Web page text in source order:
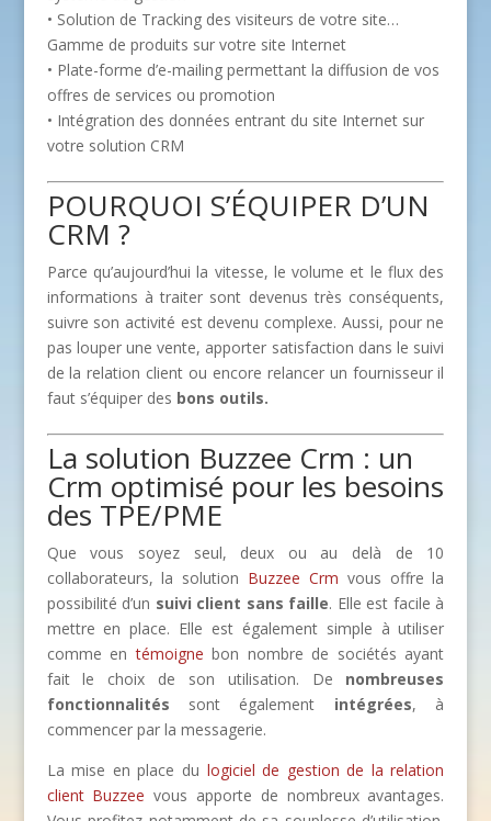
• Solution de Tracking des visiteurs de votre site…
Gamme de produits sur votre site Internet
• Plate-forme d’e-mailing permettant la diffusion de vos
offres de services ou promotion
• Intégration des données entrant du site Internet sur
votre solution CRM
POURQUOI S’ÉQUIPER D’UN
CRM ?
Parce qu’aujourd’hui la vitesse, le volume et le flux des
informations à traiter sont devenus très conséquents,
suivre son activité est devenu complexe. Aussi, pour ne
pas louper une vente, apporter satisfaction dans le suivi
de la relation client ou encore relancer un fournisseur il
faut s’équiper des bons outils.
La solution Buzzee Crm : un
Crm optimisé pour les besoins
des TPE/PME
Que vous soyez seul, deux ou au delà de 10
collaborateurs, la solution Buzzee Crm vous offre la
possibilité d’un suivi client sans faille. Elle est facile à
mettre en place. Elle est également simple à utiliser
comme entémoigne bon nombre de sociétés ayant
fait le choix de son utilisation. De nombreuses
fonctionnalités sont également intégrées, à
commencer par la messagerie.
La mise en place du logiciel de gestion de la relation
client Buzzee vous apporte de nombreux avantages.